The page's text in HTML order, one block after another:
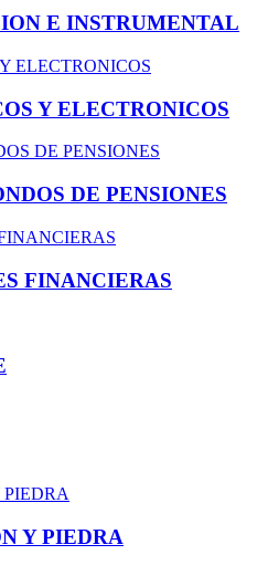
E INSTRUMENTAL
Y ELECTRONICOS
DE PENSIONES
FINANCIERAS
Y PIEDRA